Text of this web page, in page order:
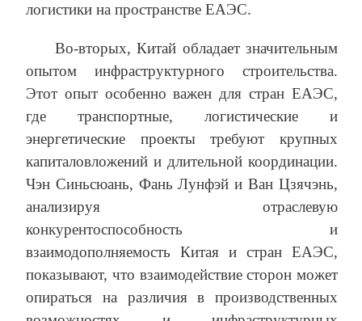
логистики на пространстве ЕАЭС.
Во-вторых, Китай обладает значительным
опытом инфраструктурного строительства.
Этот опыт особенно важен для стран ЕАЭС,
где транспортные, логистические и
энергетические проекты требуют крупных
капиталовложений и длительной координации.
Чэн Синьсюань, Фань Лунфэй и Ван Цзячэнь,
анализируя отраслевую
конкурентоспособность и
взаимодополняемость Китая и стран ЕАЭС,
показывают, что взаимодействие сторон может
опираться на различия в производственных